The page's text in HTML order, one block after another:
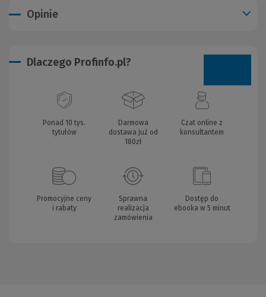
Opinie
Dlaczego Profinfo.pl?
Ponad 10 tys.
tytułów
Darmowa
dostawa już od
180zł
Czat online z
konsultantem
Promocyjne ceny
i rabaty
Sprawna
realizacja
zamówienia
Dostęp do
ebooka w 5 minut